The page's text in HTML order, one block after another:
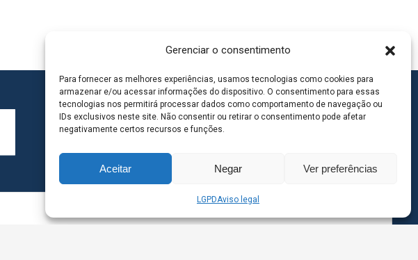
Gerenciar o consentimento
Para fornecer as melhores experiências, usamos tecnologias como cookies para
armazenar e/ou acessar informações do dispositivo. O consentimento para essas
tecnologias nos permitirá processar dados como comportamento de navegação ou
IDs exclusivos neste site. Não consentir ou retirar o consentimento pode afetar
negativamente certos recursos e funções.
Aceitar Negar Ver preferências
LGPDAviso legal